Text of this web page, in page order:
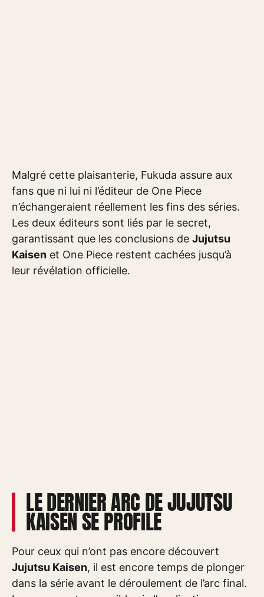
Malgré cette plaisanterie, Fukuda assure aux
fans que ni lui ni l’éditeur de One Piece
n’échangeraient réellement les fins des séries.
Les deux éditeurs sont liés par le secret,
garantissant que les conclusions de Jujutsu
Kaisen et One Piece restent cachées jusqu’à
leur révélation officielle.
LE DERNIER ARC DE JUJUTSU
KAISEN SE PROFILE
Pour ceux qui n’ont pas encore découvert
Jujutsu Kaisen, il est encore temps de plonger
dans la série avant le déroulement de l’arc final.